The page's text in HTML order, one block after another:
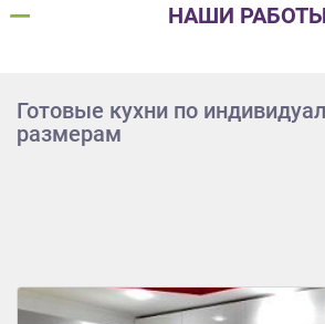
НАШИ
Готовые кухни по
размерам